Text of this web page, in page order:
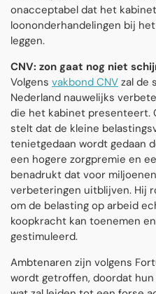
onacceptabel dat het
loononderhandelingen bij
leggen.
CNV: zon gaat nog niet
Volgens vakbond CNV zal de
Nederland nauwelijks
die het kabinet presenteert.
stelt dat de kleine
tenietgedaan wordt gedaan
een hogere zorgpremie en
benadrukt dat voor
verbeteringen uitblijven. Hij
om de belasting op arbeid
koopkracht kan toenemen
gestimuleerd.
Ambtenaren zijn volgens
wordt getroffen, doordat